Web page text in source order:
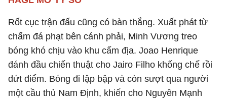
Rốt cục trận đấu cũng có bàn thắng. Xuất phát từ
chấm đá phạt bên cánh phải, Minh Vương treo
bóng khó chịu vào khu cấm địa. Joao Henrique
đánh đầu chiến thuật cho Jairo Filho khống chế rồi
dứt điểm. Bóng đi lập bập và còn sượt qua người
một cầu thủ Nam Định, khiến cho Nguyên Mạnh